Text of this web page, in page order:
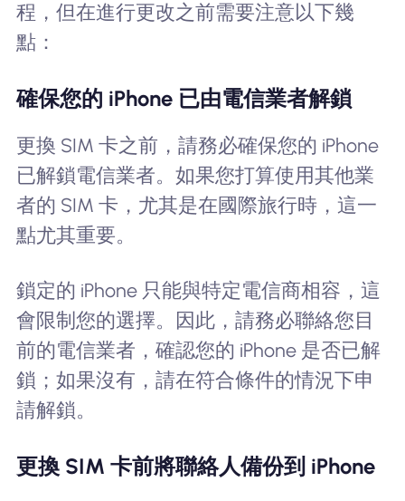
程，但在進行更改之前需要注意以下幾
點：
確保您的 iPhone 已由電信業者解鎖
更換 SIM 卡之前，請務必確保您的 iPhone
已解鎖電信業者。如果您打算使用其他業
者的 SIM 卡，尤其是在國際旅行時，這一
點尤其重要。
鎖定的 iPhone 只能與特定電信商相容，這
會限制您的選擇。因此，請務必聯絡您目
前的電信業者，確認您的 iPhone 是否已解
鎖；如果沒有，請在符合條件的情況下申
請解鎖。
更換 SIM 卡前將聯絡人備份到 iPhone